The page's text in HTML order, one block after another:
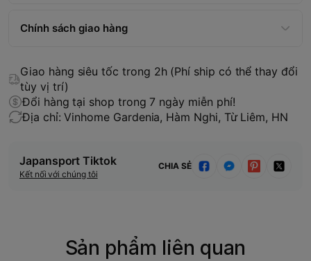
Chính sách giao hàng
Giao hàng siêu tốc trong 2h (Phí ship có thể thay đổi
tùy vị trí)
Đổi hàng tại shop trong 7 ngày miễn phí!
Địa chỉ: Vinhome Gardenia, Hàm Nghi, Từ Liêm, HN
Japansport Tiktok
Kết nối với chúng tôi
CHIA SẺ
Sản phẩm liên quan